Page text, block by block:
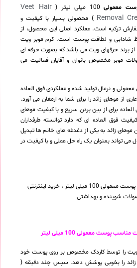
معمولی100 میلی لیتر (
Veet Hair
Removal ) محصولی بسیار با کیفیت و
ترکیه است. عملکرد اصلی این محصول، از
شادابی و لطافت پوست است. کرم موبر ویت
برند حرفهای ویت می باشد که بصورت حرفه ای
موبر مخصوص بانوان و آقایان فعالیت می
و نرمال تولید شده و عملکردی فوق العاده
از موهای زائد را برای شما به ارمغان می آورد.
برای از بین بردن سریع و با کیفیت موهای
فوق العاده ای که دارد توانسته طرفداران
موهای زائد به یکی از دغدغه های خانم ها تبدیل
می تواند بعنوان یک راه حل عملی و با کیفیت در
پوست معمولی 100 میلی لیتر
ویت را توسط کاردک مخصوص بر روی پوست خود
زائد را بخوبی پوشش دهد. سپس چند دقیقه (